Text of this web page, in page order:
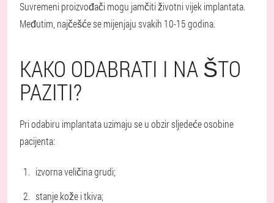
Suvremeni proizvođači mogu jamčiti životni vijek implantata.
Međutim, najčešće se mijenjaju svakih 10-15 godina.
KAKO ODABRATI I NA ŠTO
PAZITI?
Pri odabiru implantata uzimaju se u obzir sljedeće osobine
pacijenta:
izvorna veličina grudi;
stanje kože i tkiva;